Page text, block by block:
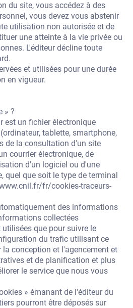
du site, vous accédez à des
vous devez vous abstenir
utilisation non autorisée et de
une atteinte à la vie privée ou
L'éditeur décline toute
et utilisées pour une durée
en vigueur.
» ?
est un fichier électronique
tablette, smartphone,
de la consultation d'un site
courrier électronique, de
d'un logiciel ou d'une
quel que soit le type de terminal
fr/cookies-traceurs-
des informations
collectées
que pour suivre le
du trafic utilisant ce
la conception et l'agencement et
et de planification et plus
le service que nous vous
» émanant de l'éditeur du
pourront être déposés sur